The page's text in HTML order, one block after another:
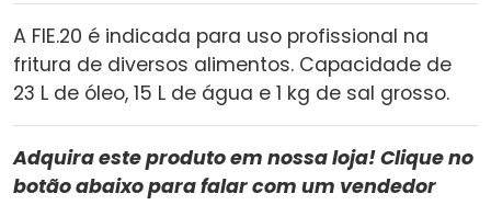
A FIE.20 é indicada para uso profissional na
fritura de diversos alimentos. Capacidade de
23 L de óleo, 15 L de água e 1 kg de sal grosso.
Adquira este produto em nossa loja! Clique no
botão abaixo para falar com um vendedor